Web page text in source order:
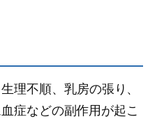
生理不順、乳房の張り、
症などの副作用が起こ